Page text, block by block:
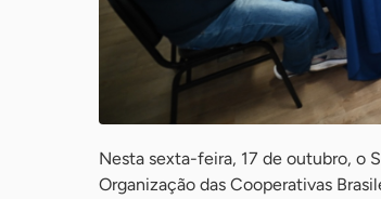
Nesta sexta-feira, 17 de outubro, o
Organização das Cooperativas